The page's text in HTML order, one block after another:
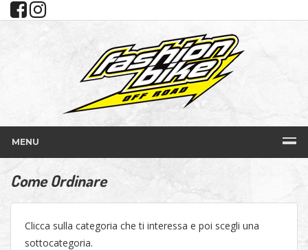
MENU
Come Ordinare
Clicca sulla categoria che ti interessa e poi scegli una
sottocategoria.